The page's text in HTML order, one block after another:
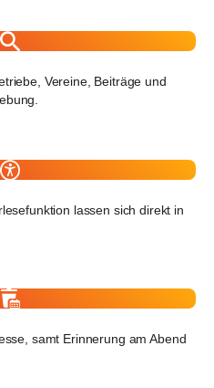
Vereine, Beiträge und
lassen sich direkt in
samt Erinnerung am Abend